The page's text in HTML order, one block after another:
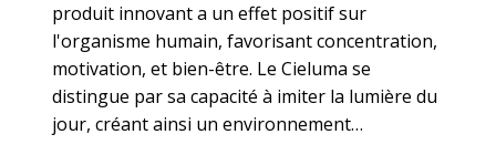
produit innovant a un effet positif sur
l'organisme humain, favorisant concentration,
motivation, et bien-être. Le Cieluma se
distingue par sa capacité à imiter la lumière du
jour, créant ainsi un environnement…